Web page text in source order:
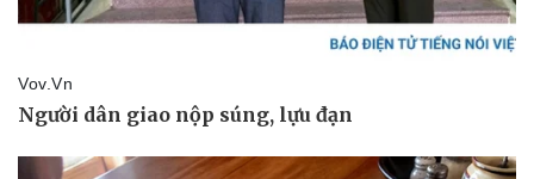
Pháp luật
Tin nóng
Quân sự - Quốc phòng
Việt Nam